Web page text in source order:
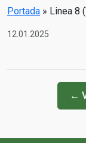
Portada » Linea 8
12.01.2025
←